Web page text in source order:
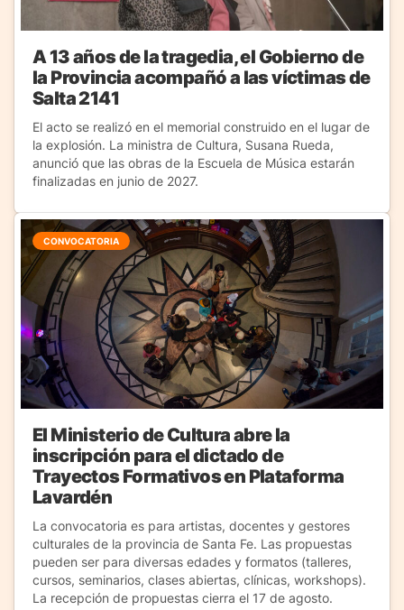
A 13 años de la tragedia, el Gobierno de
la Provincia acompañó a las víctimas de
Salta 2141
El acto se realizó en el memorial construido en el lugar de
la explosión. La ministra de Cultura, Susana Rueda,
anunció que las obras de la Escuela de Música estarán
finalizadas en junio de 2027.
CONVOCATORIA
El Ministerio de Cultura abre la
inscripción para el dictado de
Trayectos Formativos en Plataforma
Lavardén
La convocatoria es para artistas, docentes y gestores
culturales de la provincia de Santa Fe. Las propuestas
pueden ser para diversas edades y formatos (talleres,
cursos, seminarios, clases abiertas, clínicas, workshops).
La recepción de propuestas cierra el 17 de agosto.